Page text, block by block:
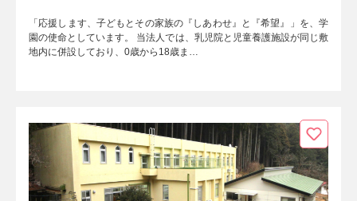
「応援します、子どもとその家族の『しあわせ』と『希望』」を、学
園の使命としています。 当法人では、乳児院と児童養護施設が同じ敷
地内に併設しており、0歳から18歳ま…